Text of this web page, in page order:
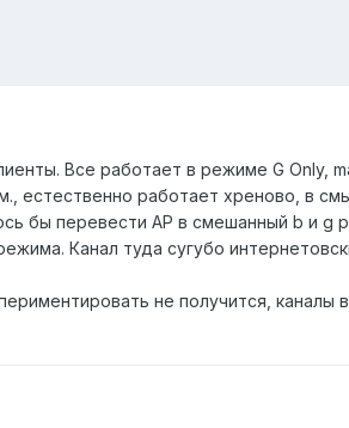
Все работает в режиме G Only,
естественно работает хреново, в
бы перевести АР в смешанный b и g
Канал туда сугубо
не получится,